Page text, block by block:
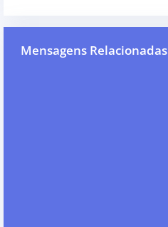
Mensagens Relacionadas